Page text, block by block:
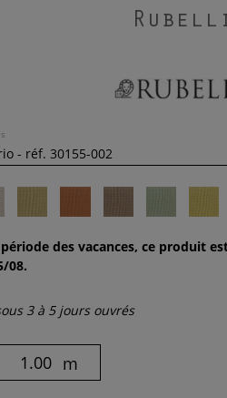
des vacances, ce produit
08.
3 à 5 jours ouvrés
m